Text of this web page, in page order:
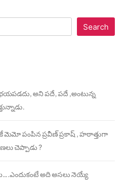
Search
భయపడదు, అని పదే, పదే ,అంటున్న
మెమో పంపిన ప్రవీణ్ ప్రకాష్ , హఠాత్తుగా
చెప్పాడు ?
అది అసలు నెయ్యే